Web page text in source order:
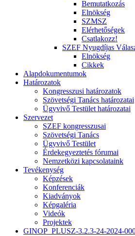
Bemutatkozás
Elnökség
SZMSZ
Elérhetőségek
Csatlakozz!
SZEF Nyugdíjas
Elnökség
Cikkek
Alapdokumentumok
Határozatok
Kongresszusi határozatok
Szövetségi Tanács határozatai
Ügyvivő Testület határozatai
Szervezet
SZEF kongresszusai
Szövetségi Tanács
Ügyvivő Testület
Érdekegyeztetés fórumai
Nemzetközi kapcsolataink
Tevékenység
Képzések
Konferenciák
Kiadványok
Képgaléria
Videók
Projektek
GINOP_PLUSZ-3.2.3-24-2024-